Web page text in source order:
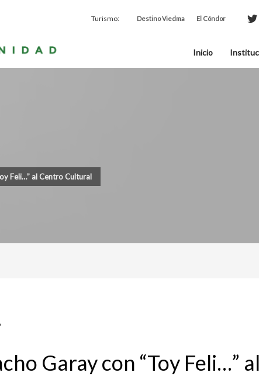
Turismo: Destino Viedma El Cóndor
Inicio
Feli…” al Centro Cultural
Garay con “Toy Feli…”